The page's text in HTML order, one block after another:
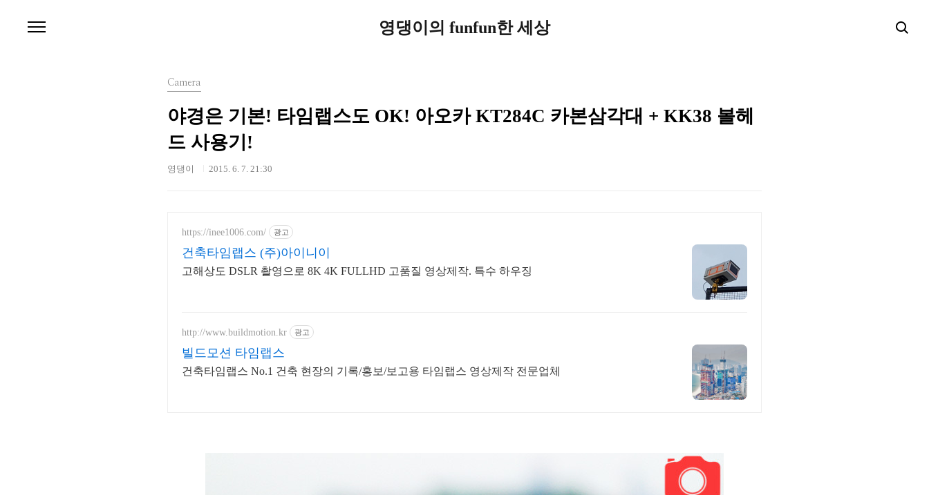
영댕이의 funfun한 세상
Camera
야경은 기본! 타임랩스도 OK! 아오카 KT284C 카본삼각대 + KK38 볼헤
드 사용기!
영댕이 2015. 6. 7. 21:30
https://inee1006.com/ 광고
건축타임랩스 (주)아이니이
고해상도 DSLR 촬영으로 8K 4K FULLHD 고품질 영상제작. 특수 하우징
http://www.buildmotion.kr 광고
빌드모션 타임랩스
건축타임랩스 No.1 건축 현장의 기록/홍보/보고용 타임랩스 영상제작 전문업체